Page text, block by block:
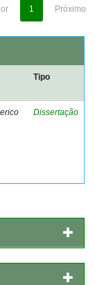
1 Próximo
Tipo
Dissertação